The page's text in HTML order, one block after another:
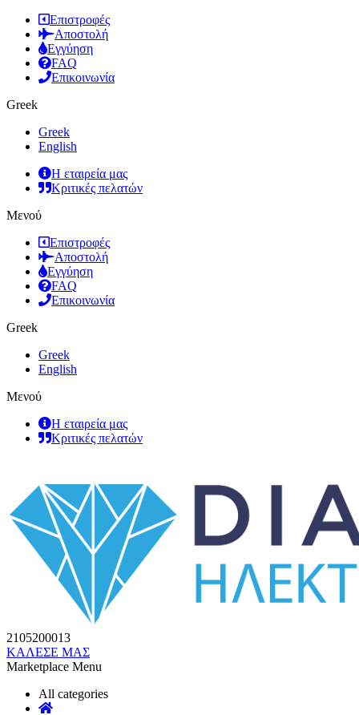
Επιστροφές
Αποστολή
Εγγύηση
FAQ
Επικοινωνία
Greek
Greek
English
Η εταιρεία μας
Κριτικές πελατών
Μενού
Επιστροφές
Αποστολή
Εγγύηση
FAQ
Επικοινωνία
Greek
Greek
English
Μενού
Η εταιρεία μας
Κριτικές πελατών
2105200013
ΚΑΛΕΣΕ ΜΑΣ
Marketplace Menu
All categories